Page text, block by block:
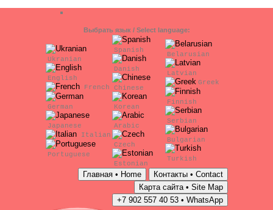
Выбрать язык / Select language:
Ukranian
English
French
German
Japanese
Italian
Portuguese
Spanish
Danish
Chinese
Korean
Arabic
Czech
Estonian
Belarusian
Latvian
Greek
Finnish
Serbian
Bulgarian
Turkish